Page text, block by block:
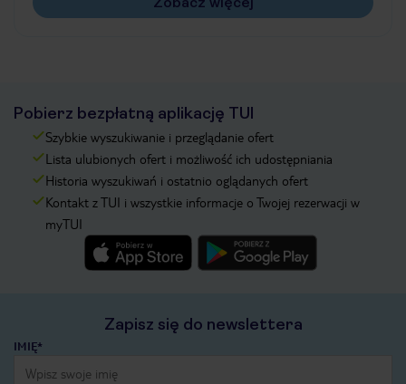
Pobierz bezpłatną aplikację TUI
Szybkie wyszukiwanie i przeglądanie ofert
Lista ulubionych ofert i możliwość ich udostępniania
Historia wyszukiwań i ostatnio oglądanych ofert
Kontakt z TUI i wszystkie informacje o Twojej rezerwacji w
myTUI
Zapisz się do newslettera
IMIĘ*